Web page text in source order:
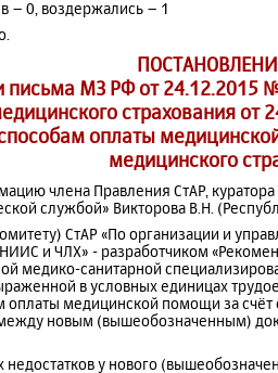
– 0, воздержались – 1
письма МЗ РФ от
страхования
оплаты
медицинского
члена Правления СтАР,
службой» Викторова В.Н.
СтАР «По организации и
и ЧЛХ» - разработчиком
медико-санитарной
в условных единицах
медицинской помощи за счёт
новым (вышеобозначенным)
у нового